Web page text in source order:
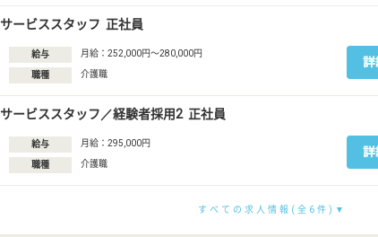
サービススタッフ 正社員
給与 月給：252,000円〜280,000円
職種 介護職
サービススタッフ／経験者採用2 正社員
給与 月給：295,000円
職種 介護職
すべての求人情報(全6件)